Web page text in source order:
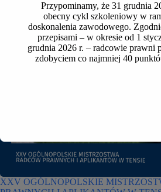
XXV OGÓLNOPOLSKIE
Przypominamy, że 31 grudnia
obecny cykl szkoleniowy w
doskonalenia zawodowego.
przepisami – w okresie od 1
grudnia 2026 r. – radcowie prawni
zdobyciem co najmniej 40